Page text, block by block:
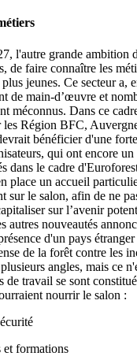
l'autre grande ambition
de faire connaître les
jeunes. Ce secteur a,
de main-d’œuvre et
méconnus. Dans ce
Région BFC,
bénéficier d'une
qui ont encore
dans le cadre
place un accueil
sur le salon, afin de ne
sur l’avenir
autres nouveautés
d'un pays
de la forêt contre les
angles, mais ce
de travail se sont
nourrir le salon :
et formations